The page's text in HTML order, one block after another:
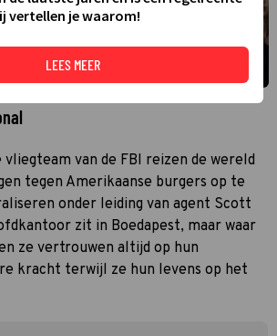
van de FBI reizen de wereld
tegen Amerikaanse burgers op te
onder leiding van agent Scott
zit in Boedapest, maar waar
ze vertrouwen altijd op hun
kracht terwijl ze hun levens op het
vertellen je waarom!
LEES MEER